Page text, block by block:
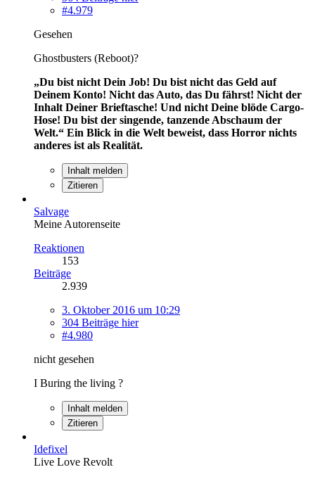
#4.979
Gesehen
Ghostbusters (Reboot)?
„Du bist nicht Dein Job! Du bist nicht das Geld auf
Deinem Konto! Nicht das Auto, das Du fährst! Nicht der
Inhalt Deiner Brieftasche! Und nicht Deine blöde Cargo-
Hose! Du bist der singende, tanzende Abschaum der
Welt.“ Ein Blick in die Welt beweist, dass Horror nichts
anderes ist als Realität.
Inhalt melden
Zitieren
Salvage
Meine Autorenseite
Reaktionen
153
Beiträge
2.939
3. Oktober 2016 um 10:29
304 Beiträge hier
#4.980
nicht gesehen
I Buring the living ?
Inhalt melden
Zitieren
Idefixel
Live Love Revolt